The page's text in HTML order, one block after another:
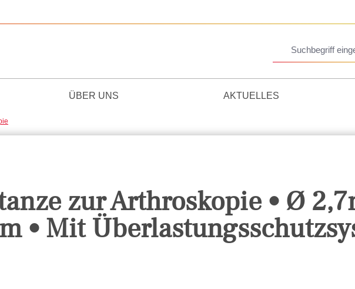
ÜBER UNS AKTUELLES
zur Arthroskopie • Ø
• Mit